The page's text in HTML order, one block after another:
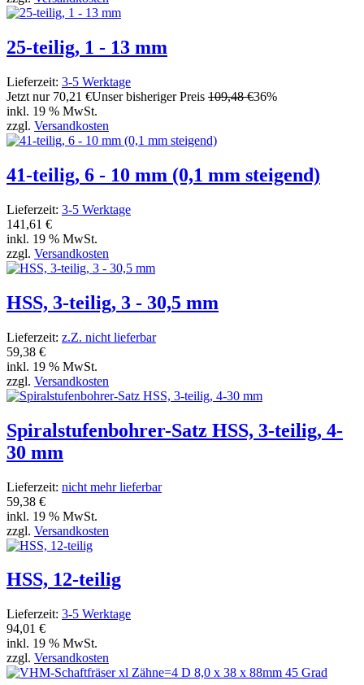
25-teilig, 1 - 13 mm
Lieferzeit: 3-5 Werktage
Jetzt nur 70,21 €Unser bisheriger Preis 109,48 €36%
inkl. 19 % MwSt.
zzgl. Versandkosten
41-teilig, 6 - 10 mm (0,1 mm steigend)
Lieferzeit: 3-5 Werktage
141,61 €
inkl. 19 % MwSt.
zzgl. Versandkosten
HSS, 3-teilig, 3 - 30,5 mm
Lieferzeit: z.Z. nicht lieferbar
59,38 €
inkl. 19 % MwSt.
zzgl. Versandkosten
Spiralstufenbohrer-Satz HSS, 3-teilig, 4-
30 mm
Lieferzeit: nicht mehr lieferbar
59,38 €
inkl. 19 % MwSt.
zzgl. Versandkosten
HSS, 12-teilig
Lieferzeit: 3-5 Werktage
94,01 €
inkl. 19 % MwSt.
zzgl. Versandkosten